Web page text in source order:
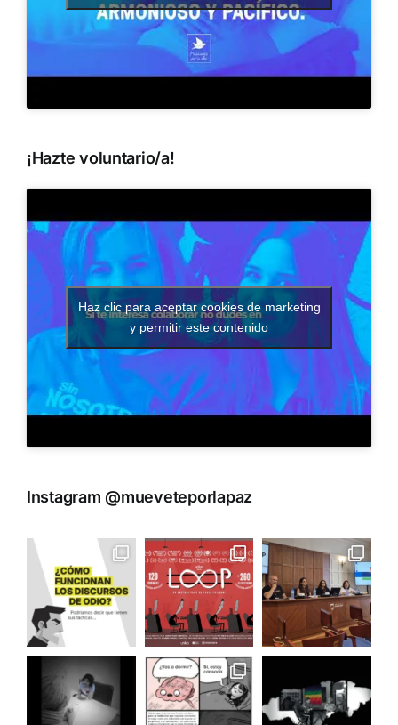
¡Hazte voluntario/a!
Haz clic para aceptar cookies de marketing
y permitir este contenido
Instagram @mueveteporlapaz